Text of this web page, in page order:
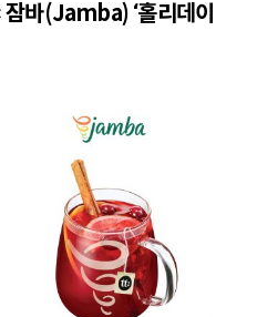
바(Jamba) ‘홀리데이